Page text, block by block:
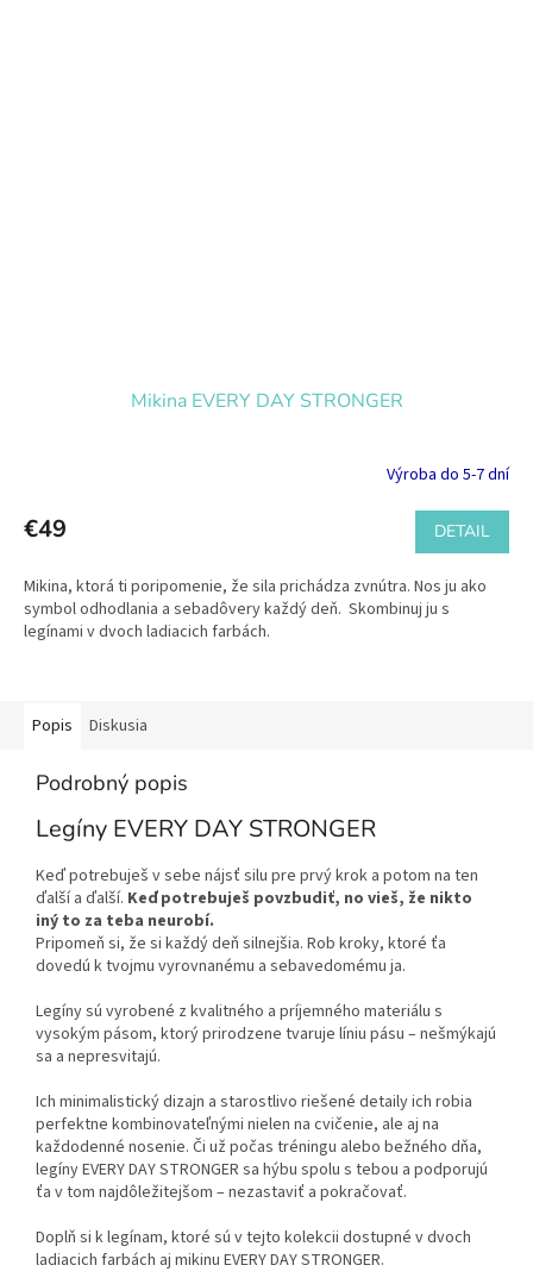
Mikina EVERY DAY STRONGER
Výroba do 5-7 dní
€49 DETAIL
Mikina, ktorá ti poripomenie, že sila prichádza zvnútra. Nos ju ako
symbol odhodlania a sebadôvery každý deň. Skombinuj ju s
legínami v dvoch ladiacich farbách.
Popis Diskusia
Podrobný popis
Legíny EVERY DAY STRONGER
Keď potrebuješ v sebe nájsť silu pre prvý krok a potom na ten
ďalší a ďalší. Keď potrebuješ povzbudiť, no vieš, že nikto
iný to za teba neurobí.
Pripomeň si, že si každý deň silnejšia. Rob kroky, ktoré ťa
dovedú k tvojmu vyrovnanému a sebavedomému ja.
Legíny sú vyrobené z kvalitného a príjemného materiálu s
vysokým pásom, ktorý prirodzene tvaruje líniu pásu – nešmýkajú
sa a nepresvitajú.
Ich minimalistický dizajn a starostlivo riešené detaily ich robia
perfektne kombinovateľnými nielen na cvičenie, ale aj na
každodenné nosenie. Či už počas tréningu alebo bežného dňa,
legíny EVERY DAY STRONGER sa hýbu spolu s tebou a podporujú
ťa v tom najdôležitejšom – nezastaviť a pokračovať.
Doplň si k legínam, ktoré sú v tejto kolekcii dostupné v dvoch
ladiacich farbách aj mikinu EVERY DAY STRONGER.